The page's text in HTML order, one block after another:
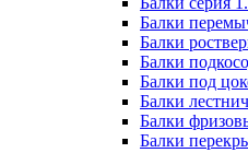
Балки
Балки
Балки
Балки под
Балки
Балки
Балки